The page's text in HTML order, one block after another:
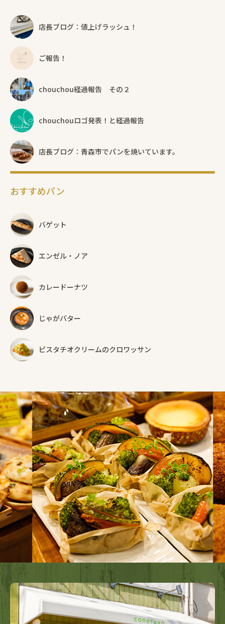
店長ブログ：値上げラッシュ！
ご報告！
chouchou経過報告 その２
chouchouロゴ発表！と経過報告
店長ブログ：青森市でパンを焼いています。
おすすめパン
バゲット
エンゼル・ノア
カレードーナツ
じゃがバター
ピスタチオクリームのクロワッサン